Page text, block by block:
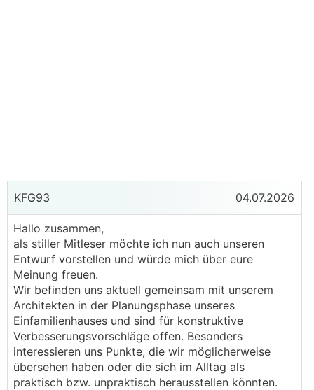
KFG93 04.07.2026
Hallo zusammen,
als stiller Mitleser möchte ich nun auch unseren
Entwurf vorstellen und würde mich über eure
Meinung freuen.
Wir befinden uns aktuell gemeinsam mit unserem
Architekten in der Planungsphase unseres
Einfamilienhauses und sind für konstruktive
Verbesserungsvorschläge offen. Besonders
interessieren uns Punkte, die wir möglicherweise
übersehen haben oder die sich im Alltag als
praktisch bzw. unpraktisch herausstellen könnten.